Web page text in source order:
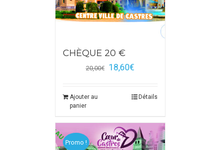
CHÈQUE 20 €
20,00€ 18,60€
Ajouter au
panier
Détails
Promo !